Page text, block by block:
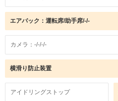
エアバック：運転席/助手席/-/-
カメラ：-/-/-/-
横滑り防止装置
アイドリングストップ